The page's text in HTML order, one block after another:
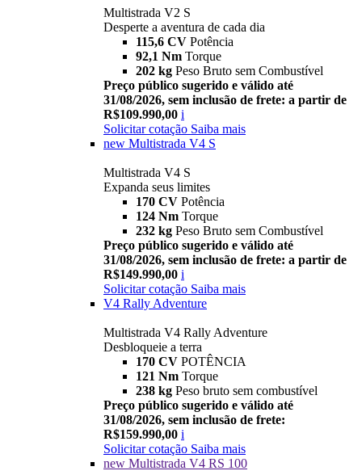
Multistrada V2 S
Desperte a aventura de cada dia
115,6 CV Potência
92,1 Nm Torque
202 kg Peso Bruto sem Combustível
Preço público sugerido e válido até
31/08/2026, sem inclusão de frete: a partir de
R$109.990,00 i
Solicitar cotação Saiba mais
new Multistrada V4 S
Multistrada V4 S
Expanda seus limites
170 CV Potência
124 Nm Torque
232 kg Peso Bruto sem Combustível
Preço público sugerido e válido até
31/08/2026, sem inclusão de frete: a partir de
R$149.990,00 i
Solicitar cotação Saiba mais
V4 Rally Adventure
Multistrada V4 Rally Adventure
Desbloqueie a terra
170 CV POTÊNCIA
121 Nm Torque
238 kg Peso bruto sem combustível
Preço público sugerido e válido até
31/08/2026, sem inclusão de frete:
R$159.990,00 i
Solicitar cotação Saiba mais
new Multistrada V4 RS 100